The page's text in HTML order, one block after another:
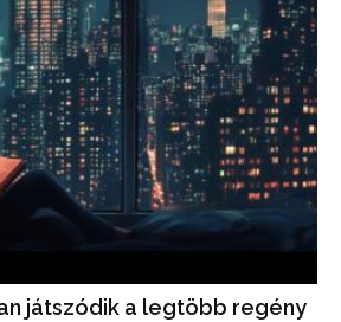
játszódik a legtöbb regény